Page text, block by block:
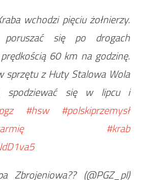
wchodzi pięciu żołnierzy.
poruszać się po drogach
60 km na godzinę.
sprzętu z Huty Stalowa Wola
spodziewać się w lipcu i
#hsw
#polskiprzemysł
#krab
Zbrojeniowa?? (@PGZ_pl)